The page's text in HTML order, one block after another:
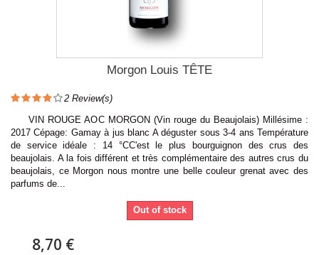
Morgon Louis TÊTE
2 Review(s)
VIN ROUGE AOC MORGON (Vin rouge du Beaujolais) Millésime :
2017 Cépage: Gamay à jus blanc A déguster sous 3-4 ans Température
de service idéale : 14 °CC'est le plus bourguignon des crus des
beaujolais. A la fois différent et très complémentaire des autres crus du
beaujolais, ce Morgon nous montre une belle couleur grenat avec des
parfums de...
Out of stock
8,70 €